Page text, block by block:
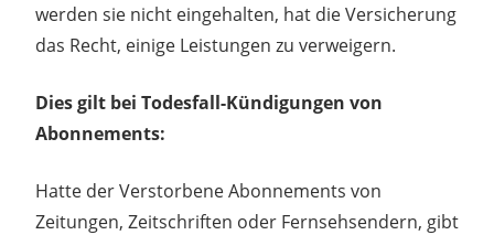
werden sie nicht eingehalten, hat die Versicherung
das Recht, einige Leistungen zu verweigern.
Dies gilt bei Todesfall-Kündigungen von
Abonnements:
Hatte der Verstorbene Abonnements von
Zeitungen, Zeitschriften oder Fernsehsendern, gibt